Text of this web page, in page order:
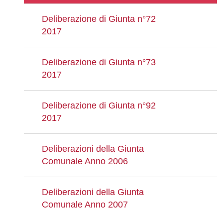
Deliberazione di Giunta n°72
2017
Deliberazione di Giunta n°73
2017
Deliberazione di Giunta n°92
2017
Deliberazioni della Giunta
Comunale Anno 2006
Deliberazioni della Giunta
Comunale Anno 2007